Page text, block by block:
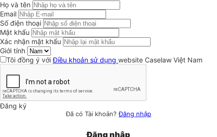
Họ và tên
Email
Số điện thoại
Mật khẩu
Xác nhận mật khẩu
Giới tính
Tôi đồng ý vớiĐiều khoản sử dụng website Caselaw Việt Nam
Đăng ký
Đã có Tài khoản?Đăng nhập
Đăng nhập